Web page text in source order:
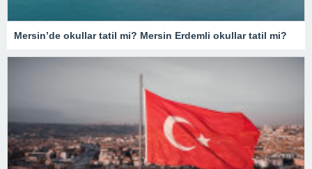
Mersin’de okullar tatil mi? Mersin Erdemli okullar tatil mi?